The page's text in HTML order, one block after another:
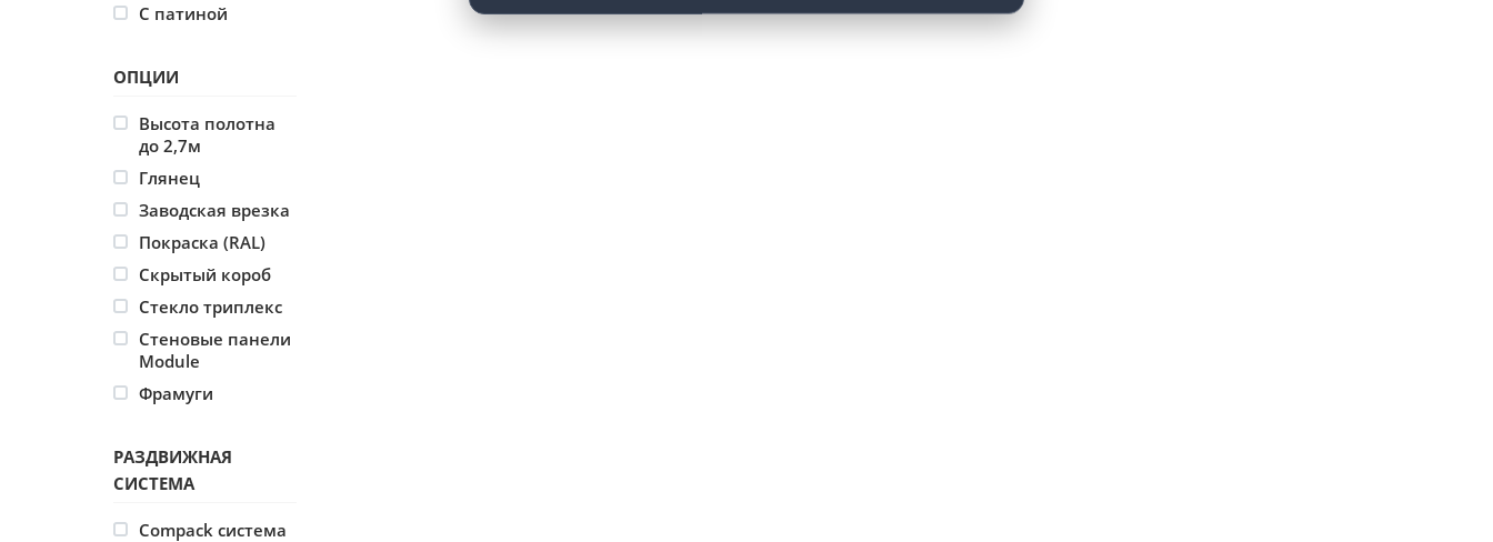
С патиной
ОПЦИИ
Высота полотна
до 2,7м
Глянец
Заводская врезка
Покраска (RAL)
Скрытый короб
Стекло триплекс
Стеновые панели
Module
Фрамуги
РАЗДВИЖНАЯ
СИСТЕМА
Compack система